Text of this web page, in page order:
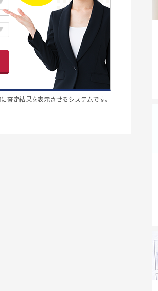
定結果を表示させるシステムです。